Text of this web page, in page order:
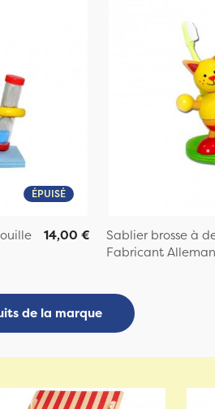
ÉPUISÉ
14,00 €
Sablier brosse à
Fabricant
de la marque